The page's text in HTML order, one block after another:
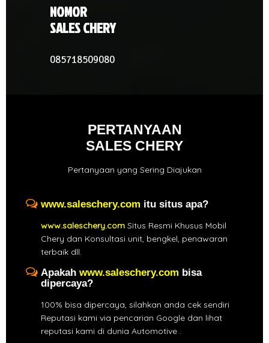
NOMOR
SALES CHERY
085718509080
PERTANYAAN
SALES CHERY
Pertanyaan yang Sering Diajukan
www.saleschery.com itu situs apa?
www.saleschery.com Situs Resmi Khusus Mobil
Chery dan Konsultasi unit, bengkel, penawaran
terbaik dll.
Apakah www.saleschery.com bisa
dipercaya?
100% bisa dipercaya, silahkan anda cek sendiri
Reputasi kami via pencarian Google dan lihat
reputasi kami di dunia Automotive .